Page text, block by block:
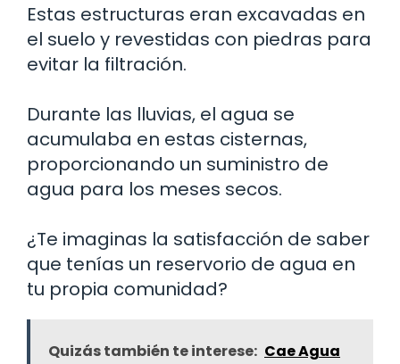
Estas estructuras eran excavadas en
el suelo y revestidas con piedras para
evitar la filtración.
Durante las lluvias, el agua se
acumulaba en estas cisternas,
proporcionando un suministro de
agua para los meses secos.
¿Te imaginas la satisfacción de saber
que tenías un reservorio de agua en
tu propia comunidad?
Quizás también te interese: Cae Agua